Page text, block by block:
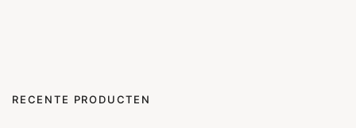
RECENTE PRODUCTEN